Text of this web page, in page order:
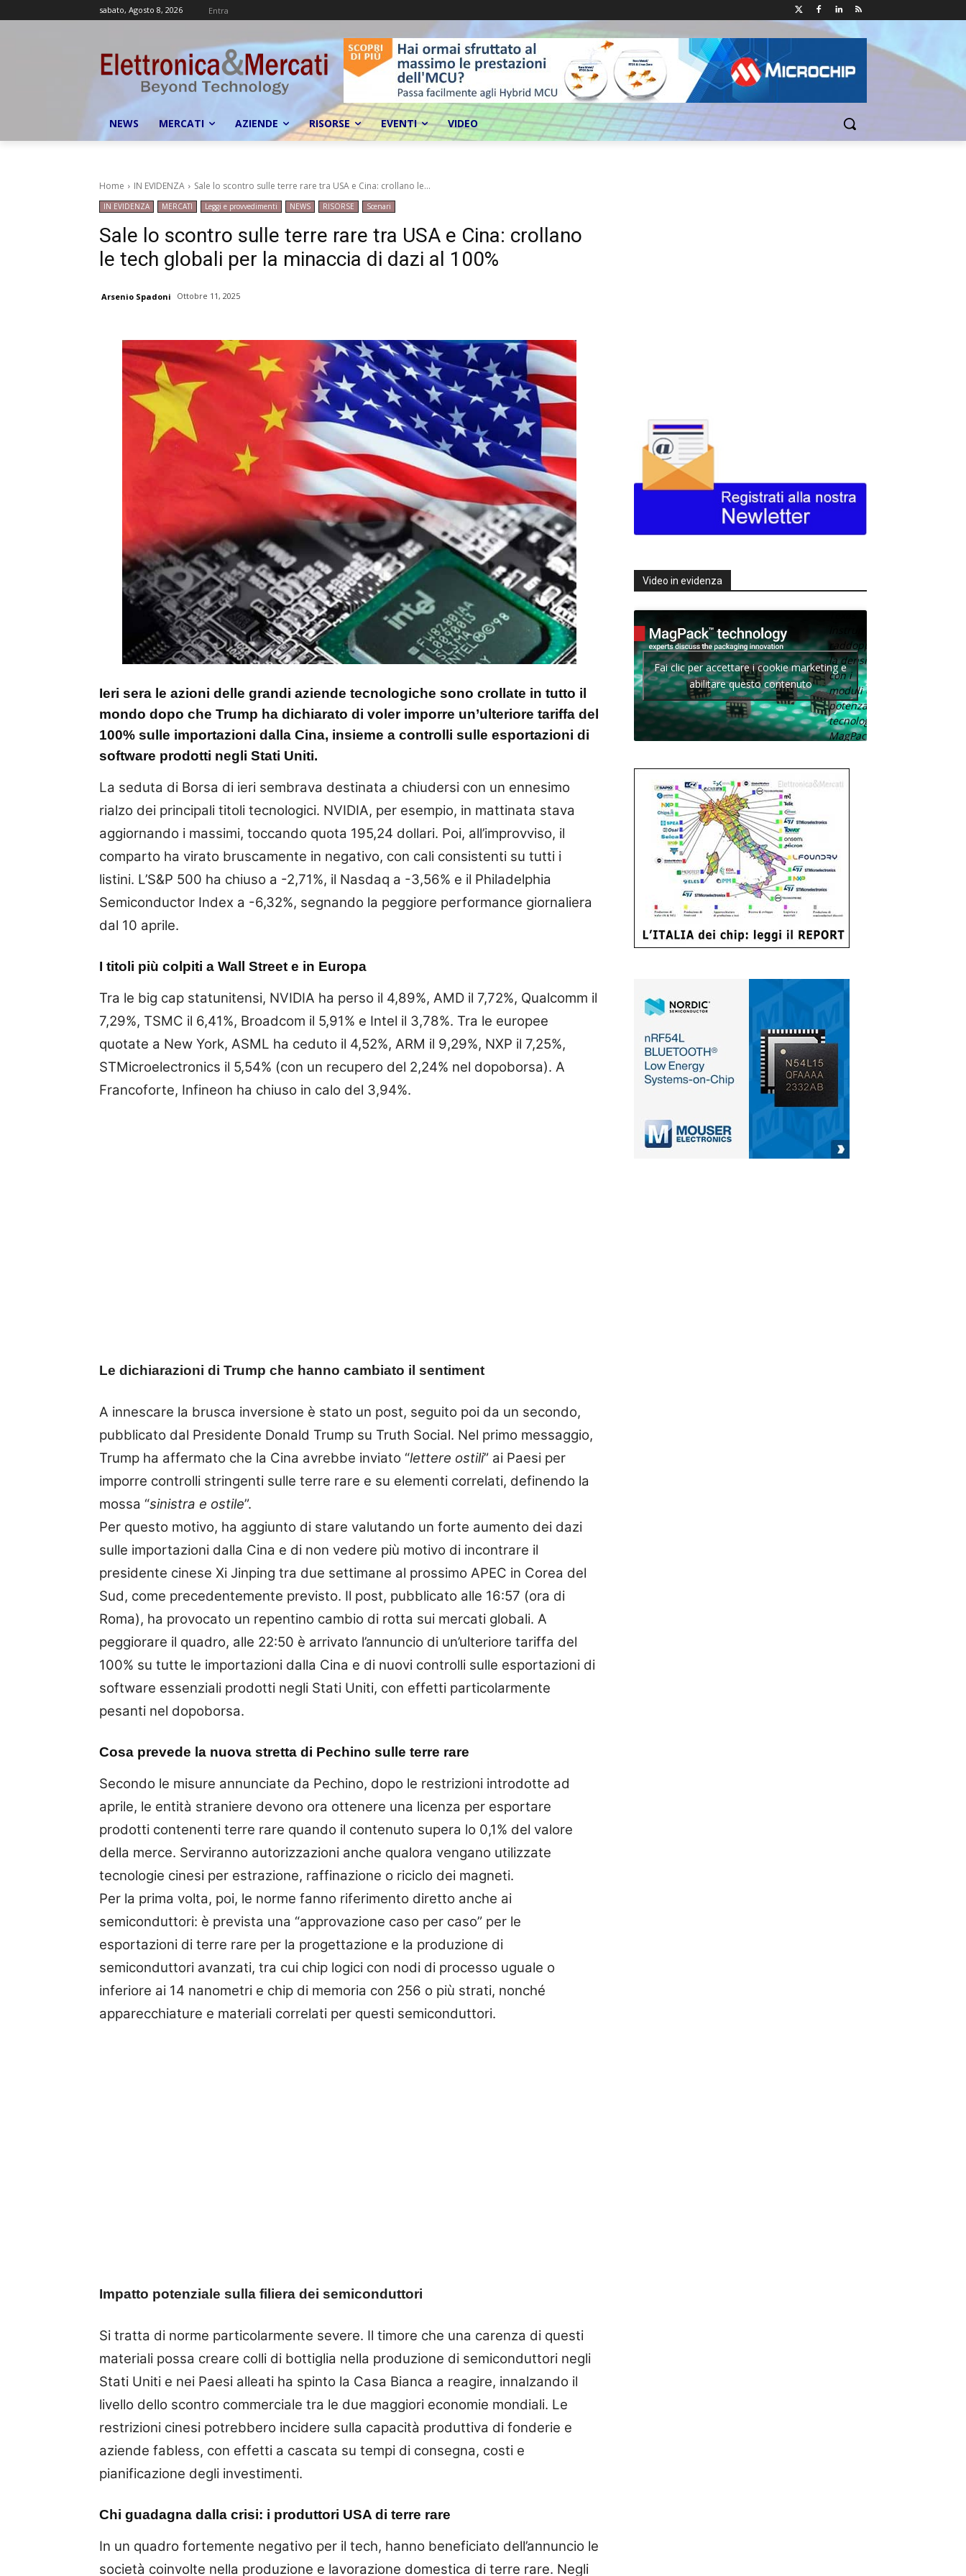
sabato, Agosto 8, 2026 Entra
NEWS MERCATI AZIENDE RISORSE EVENTI VIDEO
Home IN EVIDENZA Sale lo scontro sulle terre rare tra USA e Cina: crollano le...
IN EVIDENZA MERCATI Leggi e provvedimenti NEWS RISORSE Scenari
Sale lo scontro sulle terre rare tra USA e Cina: crollano
le tech globali per la minaccia di dazi al 100%
Arsenio Spadoni Ottobre 11, 2025
Ieri sera le azioni delle grandi aziende tecnologiche sono crollate in tutto il
mondo dopo che Trump ha dichiarato di voler imporre un’ulteriore tariffa del
100% sulle importazioni dalla Cina, insieme a controlli sulle esportazioni di
software prodotti negli Stati Uniti.
La seduta di Borsa di ieri sembrava destinata a chiudersi con un ennesimo
rialzo dei principali titoli tecnologici. NVIDIA, per esempio, in mattinata stava
aggiornando i massimi, toccando quota 195,24 dollari. Poi, all’improvviso, il
comparto ha virato bruscamente in negativo, con cali consistenti su tutti i
listini. L’S&P 500 ha chiuso a -2,71%, il Nasdaq a -3,56% e il Philadelphia
Semiconductor Index a -6,32%, segnando la peggiore performance giornaliera
dal 10 aprile.
I titoli più colpiti a Wall Street e in Europa
Tra le big cap statunitensi, NVIDIA ha perso il 4,89%, AMD il 7,72%, Qualcomm il
7,29%, TSMC il 6,41%, Broadcom il 5,91% e Intel il 3,78%. Tra le europee
quotate a New York, ASML ha ceduto il 4,52%, ARM il 9,29%, NXP il 7,25%,
STMicroelectronics il 5,54% (con un recupero del 2,24% nel dopoborsa). A
Francoforte, Infineon ha chiuso in calo del 3,94%.
Le dichiarazioni di Trump che hanno cambiato il sentiment
A innescare la brusca inversione è stato un post, seguito poi da un secondo,
pubblicato dal Presidente Donald Trump su Truth Social. Nel primo messaggio,
Trump ha affermato che la Cina avrebbe inviato “lettere ostili” ai Paesi per
imporre controlli stringenti sulle terre rare e su elementi correlati, definendo la
mossa “sinistra e ostile”.
Per questo motivo, ha aggiunto di stare valutando un forte aumento dei dazi
sulle importazioni dalla Cina e di non vedere più motivo di incontrare il
presidente cinese Xi Jinping tra due settimane al prossimo APEC in Corea del
Sud, come precedentemente previsto. Il post, pubblicato alle 16:57 (ora di
Roma), ha provocato un repentino cambio di rotta sui mercati globali. A
peggiorare il quadro, alle 22:50 è arrivato l’annuncio di un’ulteriore tariffa del
100% su tutte le importazioni dalla Cina e di nuovi controlli sulle esportazioni di
software essenziali prodotti negli Stati Uniti, con effetti particolarmente
pesanti nel dopoborsa.
Cosa prevede la nuova stretta di Pechino sulle terre rare
Secondo le misure annunciate da Pechino, dopo le restrizioni introdotte ad
aprile, le entità straniere devono ora ottenere una licenza per esportare
prodotti contenenti terre rare quando il contenuto supera lo 0,1% del valore
della merce. Serviranno autorizzazioni anche qualora vengano utilizzate
tecnologie cinesi per estrazione, raffinazione o riciclo dei magneti.
Per la prima volta, poi, le norme fanno riferimento diretto anche ai
semiconduttori: è prevista una “approvazione caso per caso” per le
esportazioni di terre rare per la progettazione e la produzione di
semiconduttori avanzati, tra cui chip logici con nodi di processo uguale o
inferiore ai 14 nanometri e chip di memoria con 256 o più strati, nonché
apparecchiature e materiali correlati per questi semiconduttori.
Impatto potenziale sulla filiera dei semiconduttori
Si tratta di norme particolarmente severe. Il timore che una carenza di questi
materiali possa creare colli di bottiglia nella produzione di semiconduttori negli
Stati Uniti e nei Paesi alleati ha spinto la Casa Bianca a reagire, innalzando il
livello dello scontro commerciale tra le due maggiori economie mondiali. Le
restrizioni cinesi potrebbero incidere sulla capacità produttiva di fonderie e
aziende fabless, con effetti a cascata su tempi di consegna, costi e
pianificazione degli investimenti.
Chi guadagna dalla crisi: i produttori USA di terre rare
In un quadro fortemente negativo per il tech, hanno beneficiato dell’annuncio le
società coinvolte nella produzione e lavorazione domestica di terre rare. Negli
Video in evidenza
Texas
raddoppia
la densità
con i
moduli di
potenza con
tecnologia
MagPack.
Fai clic per accettare i cookie marketing e
abilitare questo contenuto